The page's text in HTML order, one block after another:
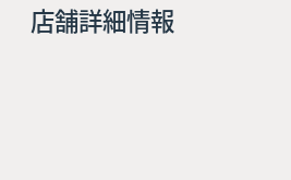
店舗詳細情報